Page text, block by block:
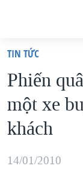
truy
cập
Tới
nội
chính
VIỆT NAM
HOA KỲ
BIỂN ĐÔNG
THẾ GIỚI
TIN TỨC
Phiến
một xe
khách
14/01/2010